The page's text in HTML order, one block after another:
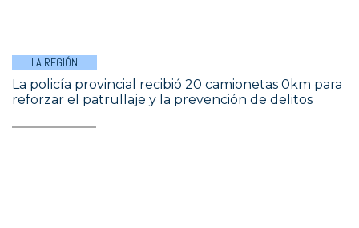
LA REGIÓN
La policía provincial recibió 20 camionetas 0km para
reforzar el patrullaje y la prevención de delitos